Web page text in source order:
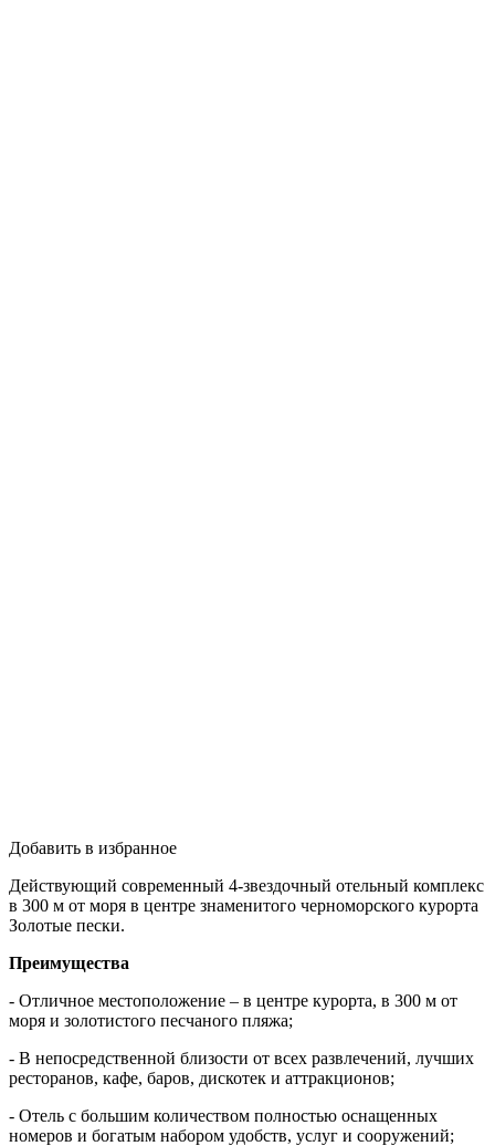
Добавить в избранное
Действующий современный 4-звездочный отельный комплекс
в 300 м от моря в центре знаменитого черноморского курорта
Золотые пески.
Преимущества
- Отличное местоположение – в центре курорта, в 300 м от
моря и золотистого песчаного пляжа;
- В непосредственной близости от всех развлечений, лучших
ресторанов, кафе, баров, дискотек и аттракционов;
- Отель с большим количеством полностью оснащенных
номеров и богатым набором удобств, услуг и сооружений;